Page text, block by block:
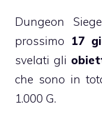
Dungeon
prossimo 17
svelati gli
che sono in
1.000 G.